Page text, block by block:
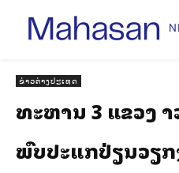
ຂ່າວຕ່າງປະເທດ
ທະຫານ 3 ແຂວງ ລ
ພົບປະແລກປ່ຽນວຽ